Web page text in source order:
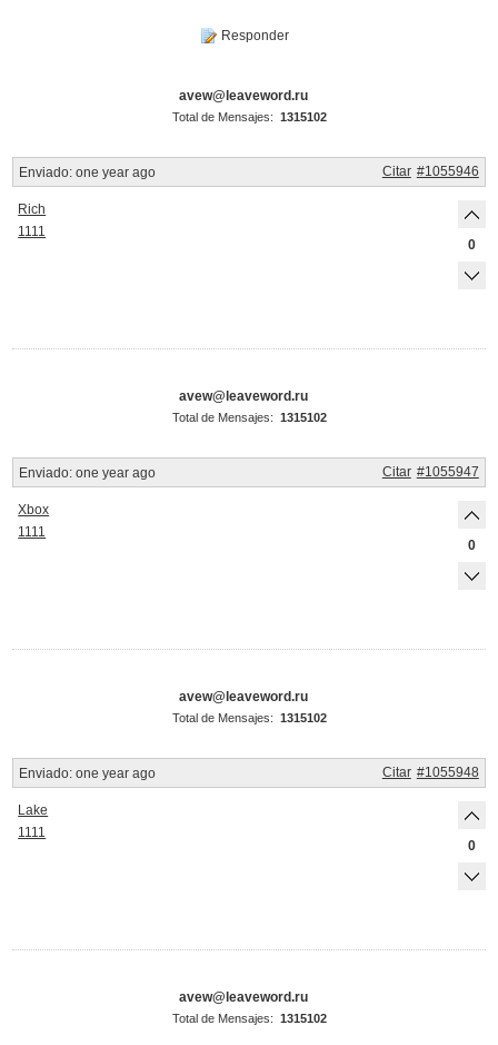
Responder
avew@leaveword.ru
Total de Mensajes: 1315102
Enviado: one year ago #1055946
Citar
Rich
1111
0
avew@leaveword.ru
Total de Mensajes: 1315102
Enviado: one year ago #1055947
Citar
Xbox
1111
0
avew@leaveword.ru
Total de Mensajes: 1315102
Enviado: one year ago #1055948
Citar
Lake
1111
0
avew@leaveword.ru
Total de Mensajes: 1315102